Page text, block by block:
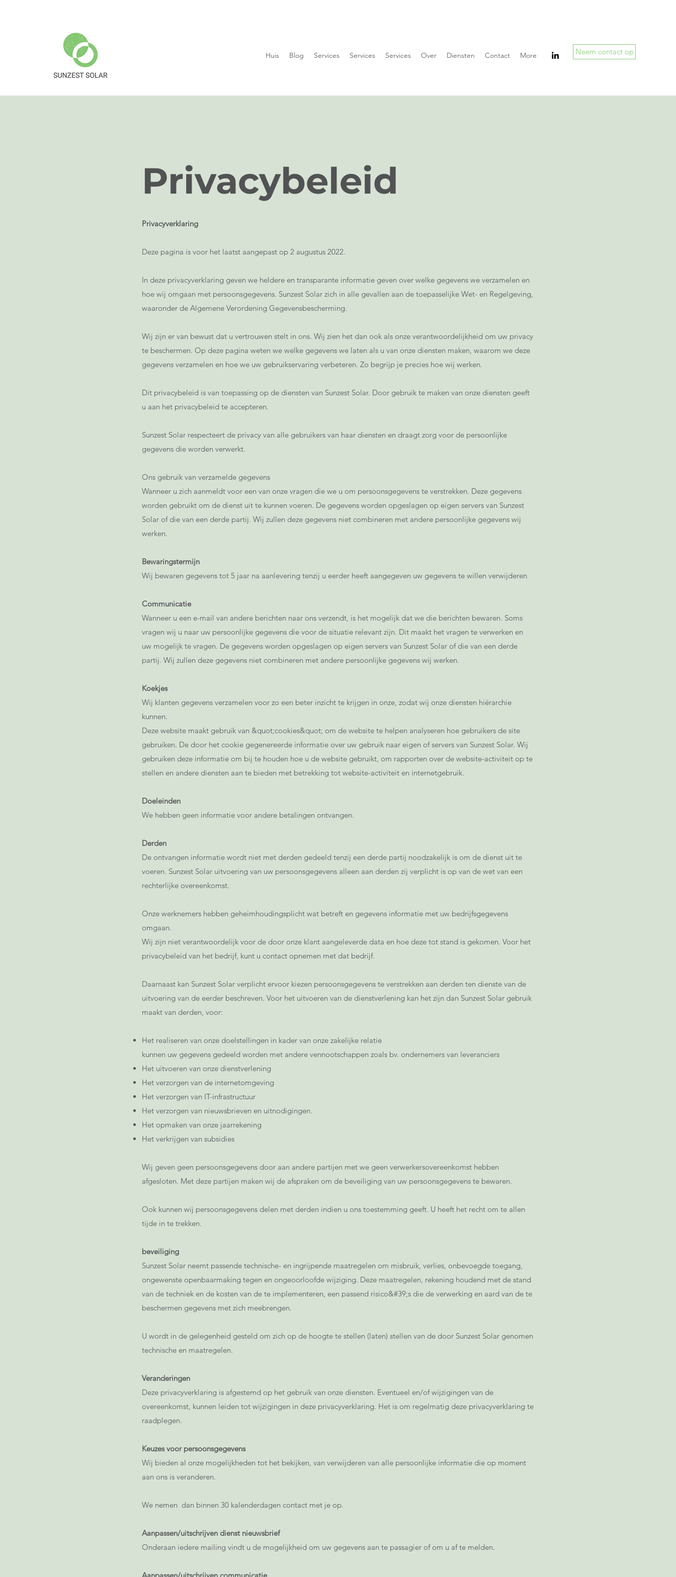
Huis Blog Services Services Services Over Diensten Contact More Neem contact op
Privacybeleid
Privacyverklaring
Deze pagina is voor het laatst aangepast op 2 augustus 2022.
In deze privacyverklaring geven we heldere en transparante informatie geven over welke gegevens we verzamelen en
hoe wij omgaan met persoonsgegevens. Sunzest Solar zich in alle gevallen aan de toepasselijke Wet- en Regelgeving,
waaronder de Algemene Verordening Gegevensbescherming.
Wij zijn er van bewust dat u vertrouwen stelt in ons. Wij zien het dan ook als onze verantwoordelijkheid om uw privacy
te beschermen. Op deze pagina weten we welke gegevens we laten als u van onze diensten maken, waarom we deze
gegevens verzamelen en hoe we uw gebruikservaring verbeteren. Zo begrijp je precies hoe wij werken.
Dit privacybeleid is van toepassing op de diensten van Sunzest Solar. Door gebruik te maken van onze diensten geeft
u aan het privacybeleid te accepteren.
Sunzest Solar respecteert de privacy van alle gebruikers van haar diensten en draagt zorg voor de persoonlijke
gegevens die worden verwerkt.
Ons gebruik van verzamelde gegevens
Wanneer u zich aanmeldt voor een van onze vragen die we u om persoonsgegevens te verstrekken. Deze gegevens
worden gebruikt om de dienst uit te kunnen voeren. De gegevens worden opgeslagen op eigen servers van Sunzest
Solar of die van een derde partij. Wij zullen deze gegevens niet combineren met andere persoonlijke gegevens wij
werken.
Bewaringstermijn
Wij bewaren gegevens tot 5 jaar na aanlevering tenzij u eerder heeft aangegeven uw gegevens te willen verwijderen
Communicatie
Wanneer u een e-mail van andere berichten naar ons verzendt, is het mogelijk dat we die berichten bewaren. Soms
vragen wij u naar uw persoonlijke gegevens die voor de situatie relevant zijn. Dit maakt het vragen te verwerken en
uw mogelijk te vragen. De gegevens worden opgeslagen op eigen servers van Sunzest Solar of die van een derde
partij. Wij zullen deze gegevens niet combineren met andere persoonlijke gegevens wij werken.
Koekjes
Wij klanten gegevens verzamelen voor zo een beter inzicht te krijgen in onze, zodat wij onze diensten hiërarchie
kunnen.
Deze website maakt gebruik van &quot;cookies&quot; om de website te helpen analyseren hoe gebruikers de site
gebruiken. De door het cookie gegenereerde informatie over uw gebruik naar eigen of servers van Sunzest Solar. Wij
gebruiken deze informatie om bij te houden hoe u de website gebruikt, om rapporten over de website-activiteit op te
stellen en andere diensten aan te bieden met betrekking tot website-activiteit en internetgebruik.
Doeleinden
We hebben geen informatie voor andere betalingen ontvangen.
Derden
De ontvangen informatie wordt niet met derden gedeeld tenzij een derde partij noodzakelijk is om de dienst uit te
voeren. Sunzest Solar uitvoering van uw persoonsgegevens alleen aan derden zij verplicht is op van de wet van een
rechterlijke overeenkomst.
Onze werknemers hebben geheimhoudingsplicht wat betreft en gegevens informatie met uw bedrijfsgegevens
omgaan.
Wij zijn niet verantwoordelijk voor de door onze klant aangeleverde data en hoe deze tot stand is gekomen. Voor het
privacybeleid van het bedrijf, kunt u contact opnemen met dat bedrijf.
Daarnaast kan Sunzest Solar verplicht ervoor kiezen persoonsgegevens te verstrekken aan derden ten dienste van de
uitvoering van de eerder beschreven. Voor het uitvoeren van de dienstverlening kan het zijn dan Sunzest Solar gebruik
maakt van derden, voor:
Het realiseren van onze doelstellingen in kader van onze zakelijke relatie
kunnen uw gegevens gedeeld worden met andere vennootschappen zoals bv. ondernemers van leveranciers
Het uitvoeren van onze dienstverlening
Het verzorgen van de internetomgeving
Het verzorgen van IT-infrastructuur
Het verzorgen van nieuwsbrieven en uitnodigingen.
Het opmaken van onze jaarrekening
Het verkrijgen van subsidies
Wij geven geen persoonsgegevens door aan andere partijen met we geen verwerkersovereenkomst hebben
afgesloten. Met deze partijen maken wij de afspraken om de beveiliging van uw persoonsgegevens te bewaren.
Ook kunnen wij persoonsgegevens delen met derden indien u ons toestemming geeft. U heeft het recht om te allen
tijde in te trekken.
beveiliging
Sunzest Solar neemt passende technische- en ingrijpende maatregelen om misbruik, verlies, onbevoegde toegang,
ongewenste openbaarmaking tegen en ongeoorloofde wijziging. Deze maatregelen, rekening houdend met de stand
van de techniek en de kosten van de te implementeren, een passend risico&#39;s die de verwerking en aard van de te
beschermen gegevens met zich meebrengen.
U wordt in de gelegenheid gesteld om zich op de hoogte te stellen (laten) stellen van de door Sunzest Solar genomen
technische en maatregelen.
Veranderingen
Deze privacyverklaring is afgestemd op het gebruik van onze diensten. Eventueel en/of wijzigingen van de
overeenkomst, kunnen leiden tot wijzigingen in deze privacyverklaring. Het is om regelmatig deze privacyverklaring te
raadplegen.
Keuzes voor persoonsgegevens
Wij bieden al onze mogelijkheden tot het bekijken, van verwijderen van alle persoonlijke informatie die op moment
aan ons is veranderen.
We nemen dan binnen 30 kalenderdagen contact met je op.
Aanpassen/uitschrijven dienst nieuwsbrief
Onderaan iedere mailing vindt u de mogelijkheid om uw gegevens aan te passagier of om u af te melden.